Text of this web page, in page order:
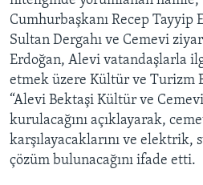
Cumhurbaşkanı Recep Tayyip
Sultan Dergahı ve Cemevi
Erdoğan, Alevi vatandaşlarla
etmek üzere Kültür ve Turizm
“Alevi Bektaşi Kültür ve Cemevi
kurulacağını açıklayarak,
karşılayacaklarını ve elektrik,
çözüm bulunacağını ifade etti.